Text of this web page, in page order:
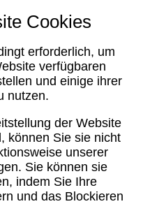
Cookies
erforderlich, um
verfügbaren
und einige ihrer
nutzen.
der Website
können Sie sie nicht
unserer
Sie können sie
indem Sie Ihre
und das Blockieren